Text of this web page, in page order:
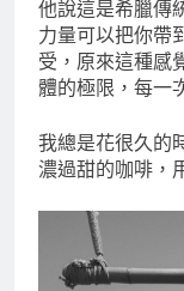
他說這是希臘傳
力量可以把你帶
受，原來這種感
體的極限，每一
我總是花很久的
濃過甜的咖啡，